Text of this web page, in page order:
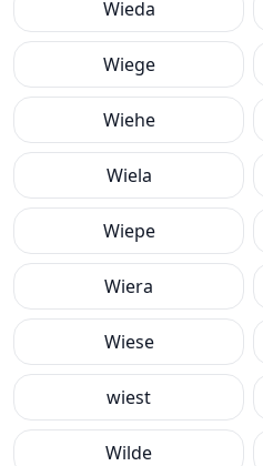
Wieda
Wiege
Wiehe
Wiela
Wiepe
Wiera
Wiese
wiest
Wilde